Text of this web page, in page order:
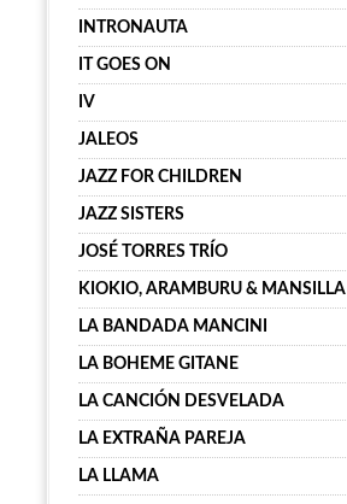
INTRONAUTA
IT GOES ON
IV
JALEOS
JAZZ FOR CHILDREN
JAZZ SISTERS
JOSÉ TORRES TRÍO
KIOKIO, ARAMBURU & MANSILLA
LA BANDADA MANCINI
LA BOHEME GITANE
LA CANCIÓN DESVELADA
LA EXTRAÑA PAREJA
LA LLAMA